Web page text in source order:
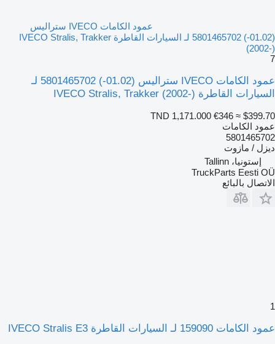
عمود الكامات IVECO ستراليس
(01.02-) 5801465702 لـ السيارات القاطرة IVECO Stralis, Trakker
(2002-)
7
عمود الكامات IVECO ستراليس (01.02-) 5801465702 لـ
السيارات القاطرة IVECO Stralis, Trakker (2002-)
TND 1,171.000 €346 ≈ $399.70
عمود الكامات
5801465702
ديزل / مازوت
إستونيا، Tallinn
TruckParts Eesti OÜ
الاتصال بالبائع
1
عمود الكامات 159090 لـ السيارات القاطرة IVECO Stralis E3